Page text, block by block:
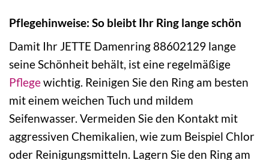
Pflegehinweise: So bleibt Ihr Ring lange schön
Damit Ihr JETTE Damenring 88602129 lange
seine Schönheit behält, ist eine regelmäßige
Pflegewichtig. Reinigen Sie den Ring am besten
mit einem weichen Tuch und mildem
Seifenwasser. Vermeiden Sie den Kontakt mit
aggressiven Chemikalien, wie zum Beispiel Chlor
oder Reinigungsmitteln. Lagern Sie den Ring am